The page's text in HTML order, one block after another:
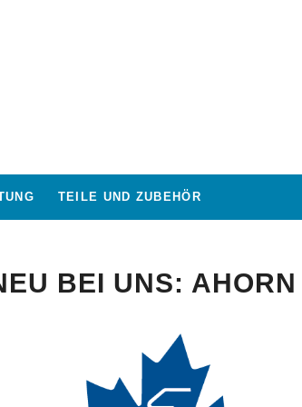
TEILE UND ZUBEHÖR
BEI UNS: AHORN